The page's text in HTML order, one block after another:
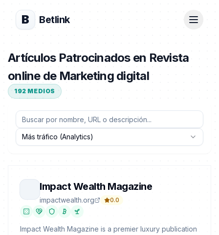
B Betlink
Artículos Patrocinados en Revista
online de Marketing digital
192 MEDIOS
Más tráfico (Analytics)
Impact Wealth Magazine
impactwealth.org 0.0
Impact Wealth Magazine is a premier luxury publication